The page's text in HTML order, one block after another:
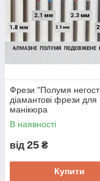
Фрези "Полумя
діамантові фрези для
манікюра
В наявності
від 25 ₴
Купити